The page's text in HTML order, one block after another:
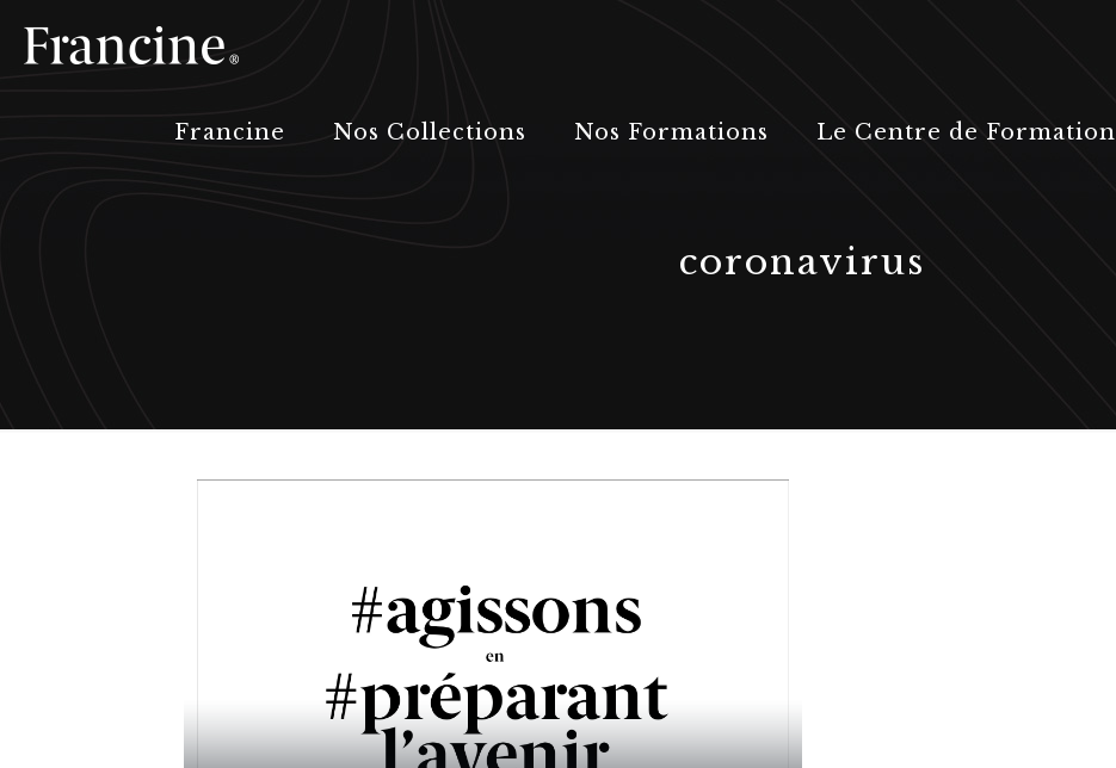
Francine Nos Collections Nos Formations Le Centre de Formation
coronavirus